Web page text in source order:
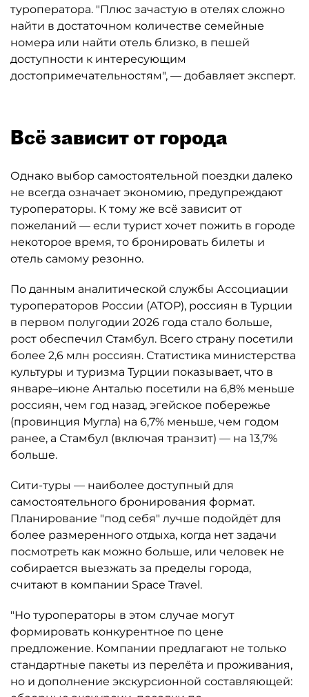
туроператора. "Плюс зачастую в отелях сложно
найти в достаточном количестве семейные
номера или найти отель близко, в пешей
доступности к интересующим
достопримечательностям", — добавляет эксперт.
Всё зависит от города
Однако выбор самостоятельной поездки далеко
не всегда означает экономию, предупреждают
туроператоры. К тому же всё зависит от
пожеланий — если турист хочет пожить в городе
некоторое время, то бронировать билеты и
отель самому резонно.
По данным аналитической службы Ассоциации
туроператоров России (АТОР), россиян в Турции
в первом полугодии 2026 года стало больше,
рост обеспечил Стамбул. Всего страну посетили
более 2,6 млн россиян. Статистика министерства
культуры и туризма Турции показывает, что в
январе–июне Анталью посетили на 6,8% меньше
россиян, чем год назад, эгейское побережье
(провинция Мугла) на 6,7% меньше, чем годом
ранее, а Стамбул (включая транзит) — на 13,7%
больше.
Сити-туры — наиболее доступный для
самостоятельного бронирования формат.
Планирование "под себя" лучше подойдёт для
более размеренного отдыха, когда нет задачи
посмотреть как можно больше, или человек не
собирается выезжать за пределы города,
считают в компании Space Travel.
"Но туроператоры в этом случае могут
формировать конкурентное по цене
предложение. Компании предлагают не только
стандартные пакеты из перелёта и проживания,
но и дополнение экскурсионной составляющей: